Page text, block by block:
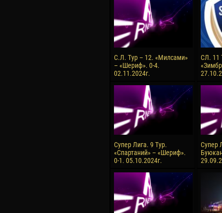
С.Л. Тур – 12. «Милсами»
– «Шериф». 0-4.
02.11.2024г.
СЛ. 11
Супер Лига. 9 Тур.
«Спартаний» – «Шериф».
0-1. 05.10.2024г.
Супер